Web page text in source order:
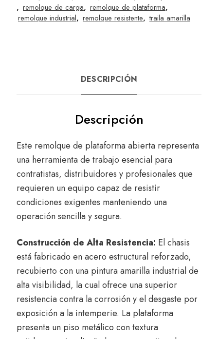
, remolque de carga, remolque de plataforma,
remolque industrial, remolque resistente, traila amarilla
DESCRIPCIÓN
Descripción
Este remolque de plataforma abierta representa
una herramienta de trabajo esencial para
contratistas, distribuidores y profesionales que
requieren un equipo capaz de resistir
condiciones exigentes manteniendo una
operación sencilla y segura.
Construcción de Alta Resistencia: El chasis
está fabricado en acero estructural reforzado,
recubierto con una pintura amarilla industrial de
alta visibilidad, la cual ofrece una superior
resistencia contra la corrosión y el desgaste por
exposición a la intemperie. La plataforma
presenta un piso metálico con textura